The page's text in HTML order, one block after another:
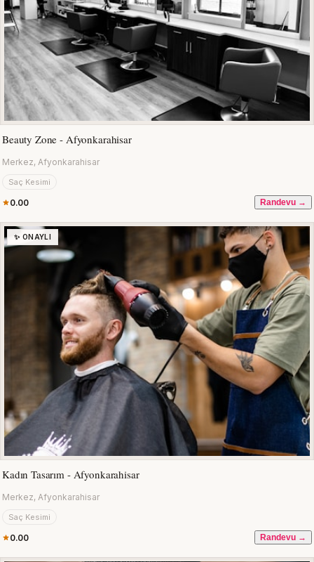
Beauty Zone - Afyonkarahisar
Merkez, Afyonkarahisar
Saç Kesimi
0.00 Randevu →
✨ ONAYLI
Kadın Tasarım - Afyonkarahisar
Merkez, Afyonkarahisar
Saç Kesimi
0.00 Randevu →